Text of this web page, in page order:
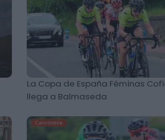
La Copa de España Féminas
llega a Balmaseda
Carretera